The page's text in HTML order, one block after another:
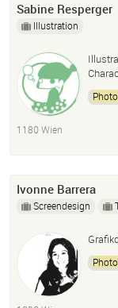
Sabine Resperger
Illustration
1180 Wien
Ivonne Barrera
Screendesign